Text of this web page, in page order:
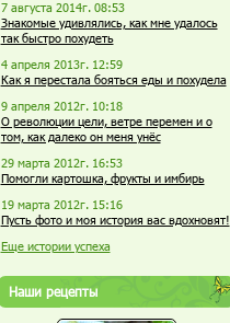
7 августа 2014г. 08:53
Знакомые удивлялись, как мне удалось
так быстро похудеть
4 апреля 2013г. 12:59
Как я перестала бояться еды и похудела
9 апреля 2012г. 10:18
О революции цели, ветре перемен и о
том, как далеко он меня унёс
29 марта 2012г. 16:53
Помогли картошка, фрукты и имбирь
19 марта 2012г. 15:16
Пусть фото и моя история вас вдохновят!
Еще истории успеха
Наши рецепты